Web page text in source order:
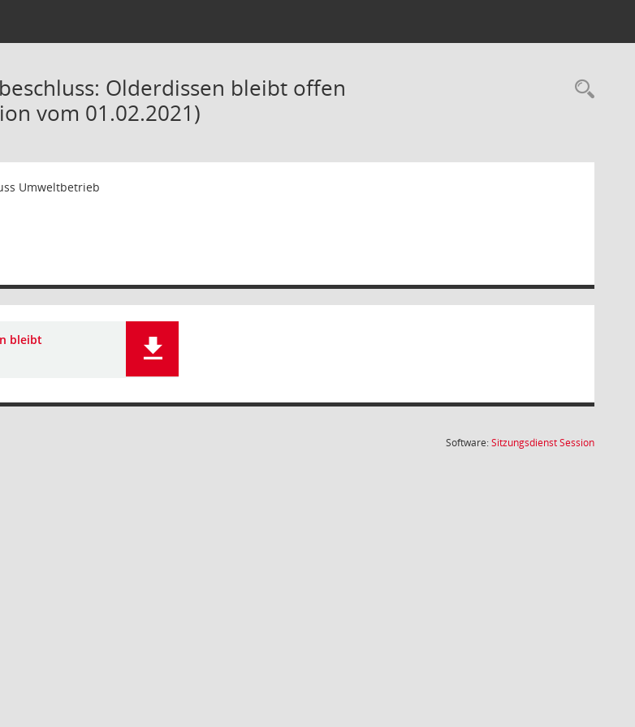
Olderdissen bleibt offen
vom 01.02.2021)
Umweltbetrieb
bleibt
Software:SitzungsdienstSession(Wird in